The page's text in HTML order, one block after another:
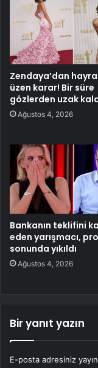
Zendaya’dan
üzen karar! Bir süre
gözlerden uzak
Ağustos 4, 2026
Bankanın teklifini
eden yarışmacı,
sonunda yıkıldı
Ağustos 4, 2026
Bir yanıt yazın
E-posta adresiniz